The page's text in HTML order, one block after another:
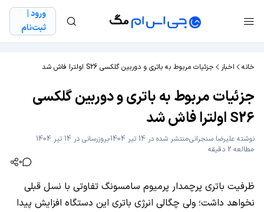
ورود |
ثبت‌نام
خانه اخبار جزئیات مربوط به باتری و دوربین گلکسی S26 اولترا فاش شد
جزئیات مربوط به باتری و دوربین گلکسی
S26 اولترا فاش شد
نوشته علیرضا سنجرانیمنتشر شده در 14 تیر 1404
بروزرسانی در 14 تیر 1404
مطالعه 2 دقیقه
0
ظرفیت باتری پرچمدار پرمیوم سامسونگ تفاوتی با نسل قبلی
نخواهد داشت؛ ولی چگالی انرژی باتری این دستگاه افزایش پیدا